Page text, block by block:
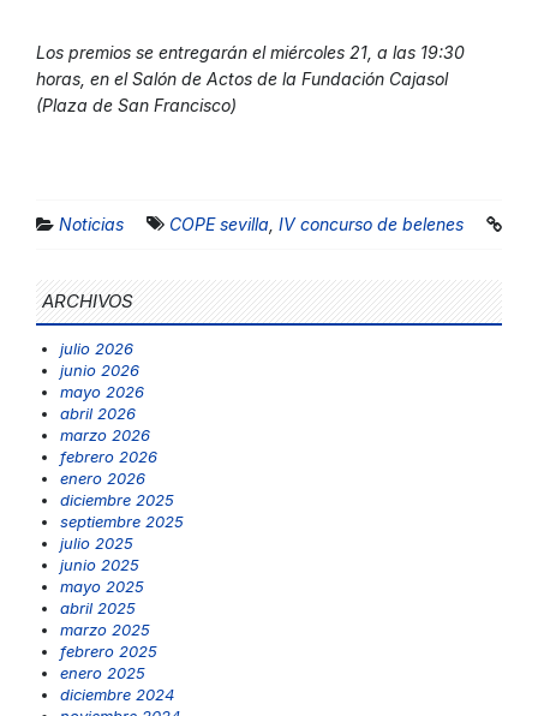
Los premios se entregarán el miércoles 21, a las 19:30
horas, en el Salón de Actos de la Fundación Cajasol
(Plaza de San Francisco)
Noticias COPE sevilla IV concurso de belenes
ARCHIVOS
julio 2026
junio 2026
mayo 2026
abril 2026
marzo 2026
febrero 2026
enero 2026
diciembre 2025
septiembre 2025
julio 2025
junio 2025
mayo 2025
abril 2025
marzo 2025
febrero 2025
enero 2025
diciembre 2024